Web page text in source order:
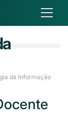
da Informação